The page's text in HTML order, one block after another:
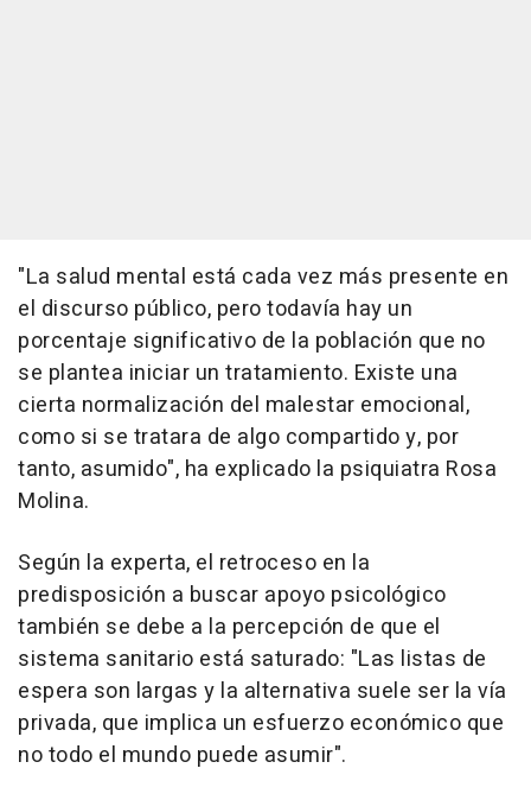
"La salud mental está cada vez más presente en
el discurso público, pero todavía hay un
porcentaje significativo de la población que no
se plantea iniciar un tratamiento. Existe una
cierta normalización del malestar emocional,
como si se tratara de algo compartido y, por
tanto, asumido", ha explicado la psiquiatra Rosa
Molina.
Según la experta, el retroceso en la
predisposición a buscar apoyo psicológico
también se debe a la percepción de que el
sistema sanitario está saturado: "Las listas de
espera son largas y la alternativa suele ser la vía
privada, que implica un esfuerzo económico que
no todo el mundo puede asumir".